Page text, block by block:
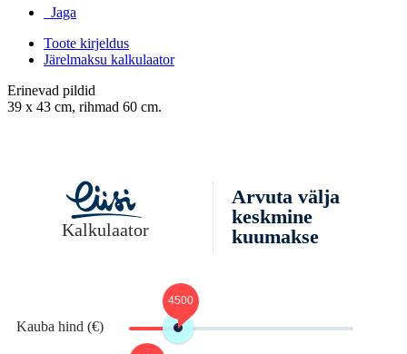
Jaga
Toote kirjeldus
Järelmaksu kalkulaator
Erinevad pildid
39 x 43 cm, rihmad 60 cm.